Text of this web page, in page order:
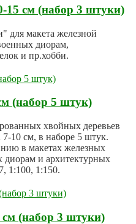
15 см (набор 3 штуки)
для макета железной
диорам,
и пр.хобби.
(набор 5 штук)
хвойных деревьев
10 см, в наборе 5 штук.
в макетах железных
диорам и архитектурных
1:100, 1:150.
(набор 3 штуки)